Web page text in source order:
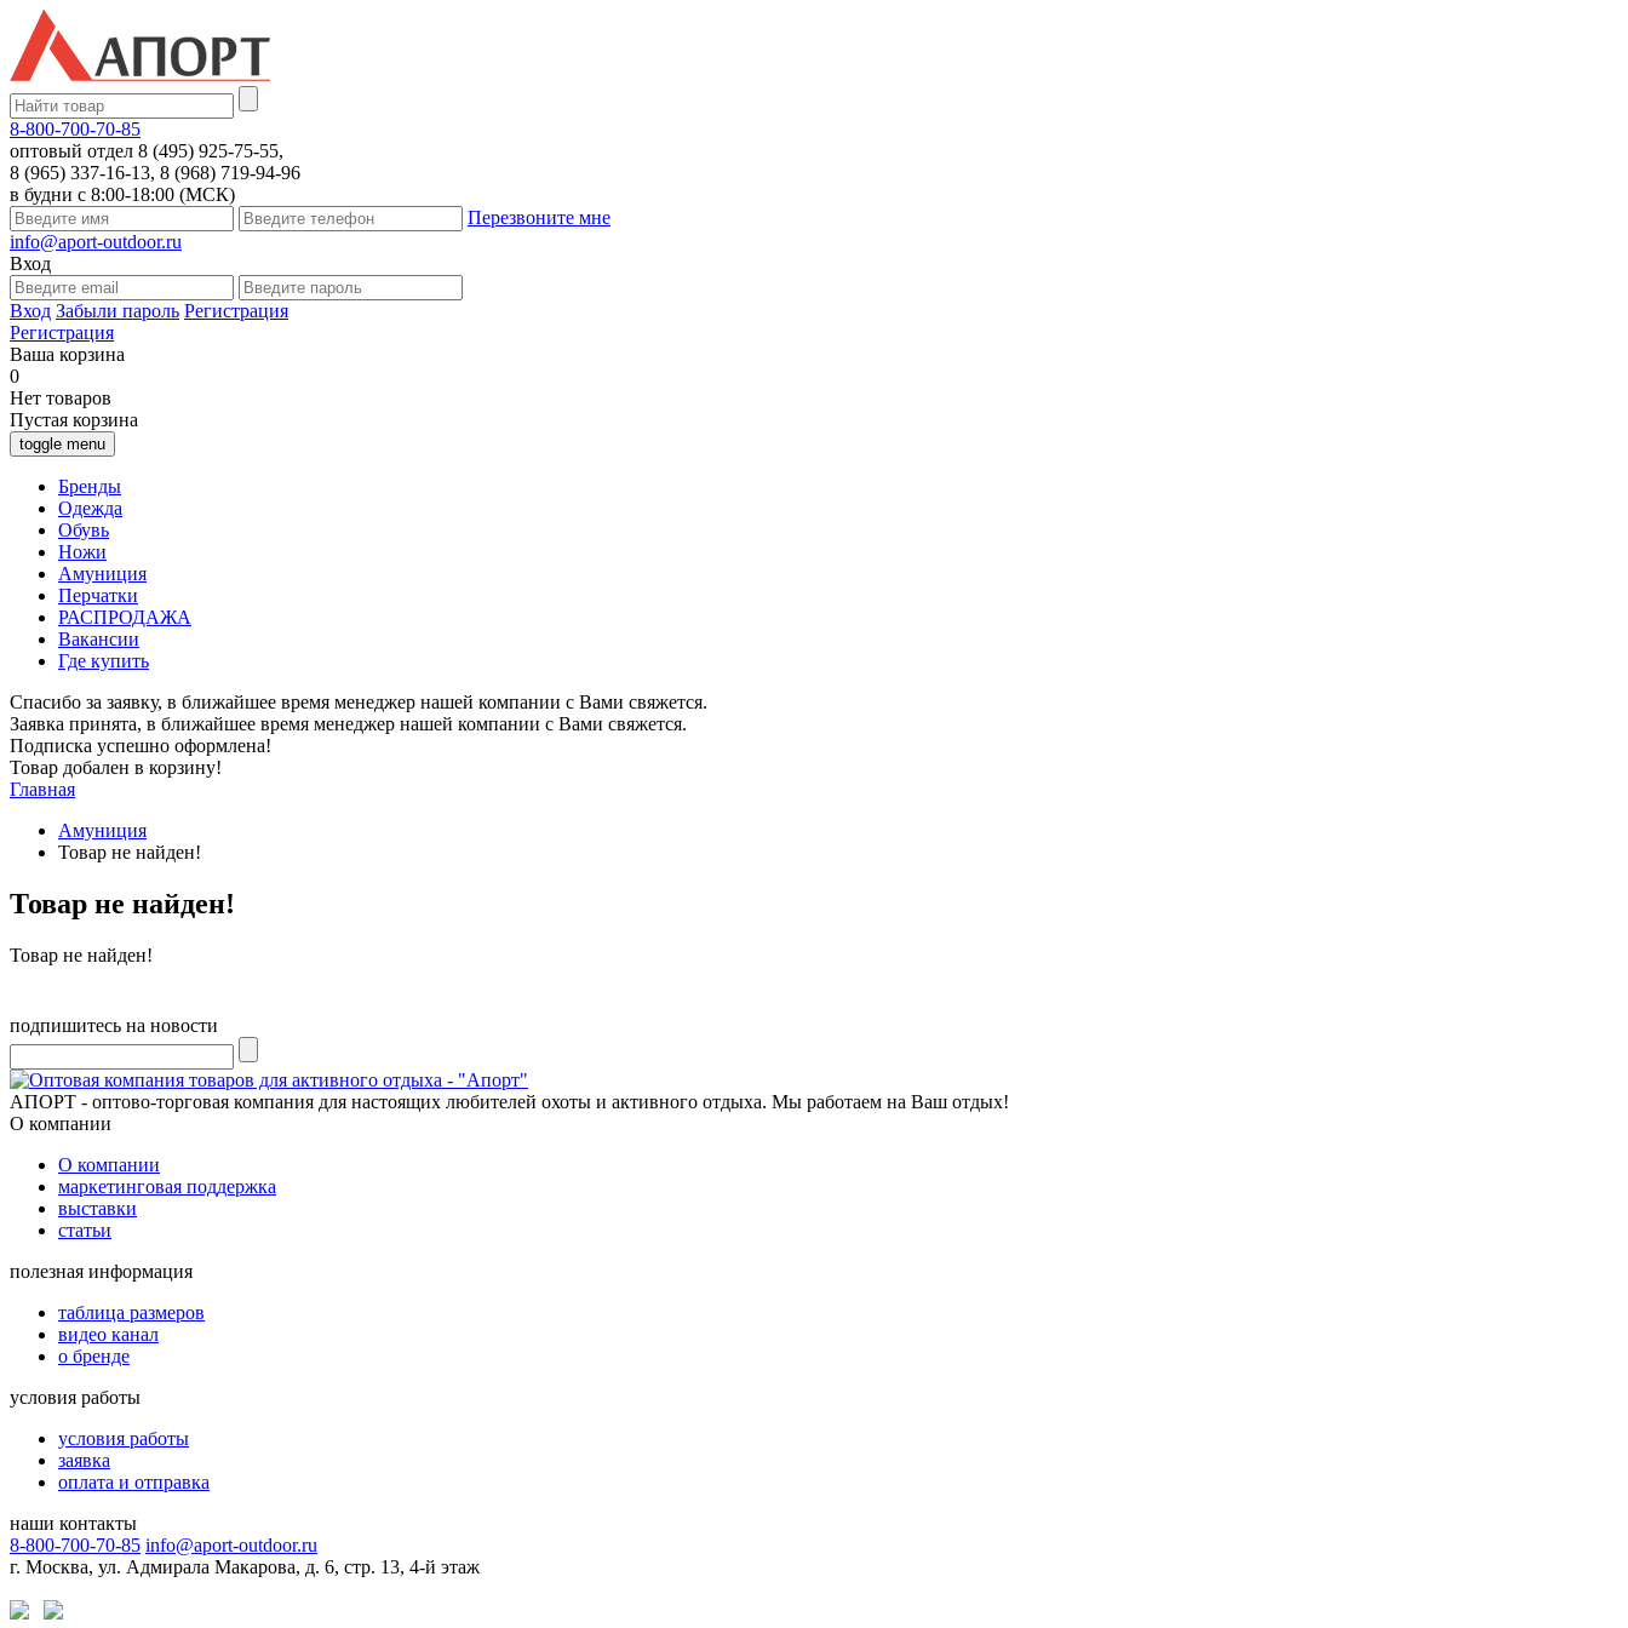
8-800-700-70-85
оптовый отдел 8 (495) 925-75-55,
8 (965) 337-16-13, 8 (968) 719-94-96
в будни с 8:00-18:00 (МСК)
Перезвоните мне
info@aport-outdoor.ru
Вход
Вход Забыли пароль Регистрация
Регистрация
Ваша корзина
0
Нет товаров
Пустая корзина
toggle menu
Бренды
Одежда
Обувь
Ножи
Амуниция
Перчатки
РАСПРОДАЖА
Вакансии
Где купить
Спасибо за заявку, в ближайшее время менеджер нашей компании с Вами свяжется.
Заявка принята, в ближайшее время менеджер нашей компании с Вами свяжется.
Подписка успешно оформлена!
Товар добален в корзину!
Главная
Амуниция
Товар не найден!
Товар не найден!
Товар не найден!
подпишитесь на новости
АПОРТ - оптово-торговая компания для настоящих любителей охоты и активного отдыха. Мы работаем на Ваш отдых!
О компании
О компании
маркетинговая поддержка
выставки
статьи
полезная информация
таблица размеров
видео канал
о бренде
условия работы
условия работы
заявка
оплата и отправка
наши контакты
8-800-700-70-85 info@aport-outdoor.ru
г. Москва, ул. Адмирала Макарова, д. 6, стр. 13, 4-й этаж